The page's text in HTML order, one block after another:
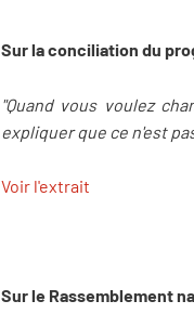
Sur la conciliation du
"Quand vous voulez
expliquer que ce n'est
Voir l'extrait
Sur le Rassemblement